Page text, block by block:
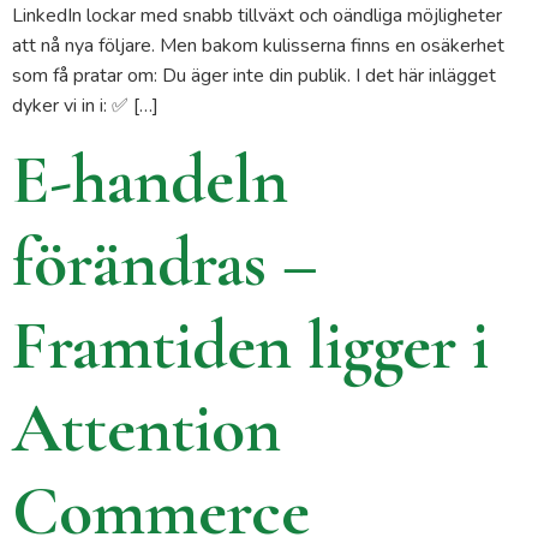
LinkedIn lockar med snabb tillväxt och oändliga möjligheter
att nå nya följare. Men bakom kulisserna finns en osäkerhet
som få pratar om: Du äger inte din publik. I det här inlägget
dyker vi in i: ✅ […]
E-handeln
förändras –
Framtiden ligger i
Attention
Commerce